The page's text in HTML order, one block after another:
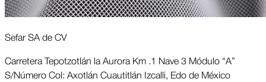
Sefar SA de CV
Carretera Tepotzotlán la Aurora Km .1 Nave 3 Módulo “A”
S/Número Col: Axotlán Cuautitlán Izcalli, Edo de México